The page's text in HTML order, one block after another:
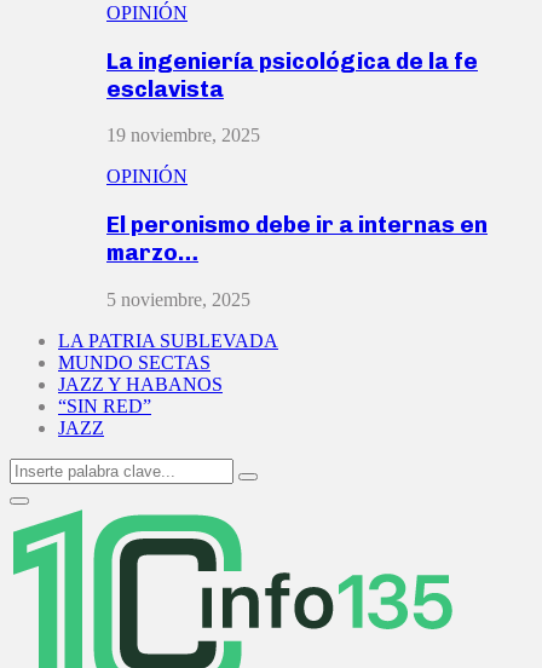
OPINIÓN
La ingeniería psicológica de la fe
esclavista
19 noviembre, 2025
OPINIÓN
El peronismo debe ir a internas en
marzo…
5 noviembre, 2025
LA PATRIA SUBLEVADA
MUNDO SECTAS
JAZZ Y HABANOS
“SIN RED”
JAZZ
Search
for:
Search
Primary
Menu